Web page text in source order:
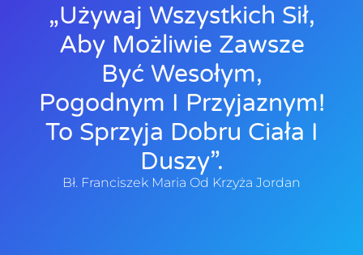
„Używaj Wszystkich Sił,
Aby Możliwie Zawsze
Być Wesołym,
Pogodnym I Przyjaznym!
To Sprzyja Dobru Ciała I
Duszy”.
Bł. Franciszek Maria Od Krzyża Jordan